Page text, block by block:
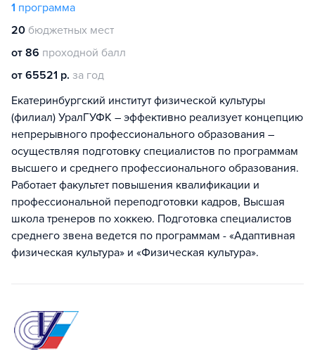
1 программа
20 бюджетных мест
от 86 проходной балл
от 65521 р. за год
Екатеринбургский институт физической культуры
(филиал) УралГУФК – эффективно реализует концепцию
непрерывного профессионального образования –
осуществляя подготовку специалистов по программам
высшего и среднего профессионального образования.
Работает факультет повышения квалификации и
профессиональной переподготовки кадров, Высшая
школа тренеров по хоккею. Подготовка специалистов
среднего звена ведется по программам - «Адаптивная
физическая культура» и «Физическая культура».